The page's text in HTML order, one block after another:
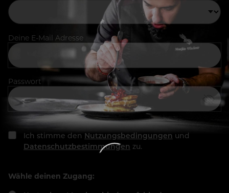
Deine E-Mail Adresse
Passwort
Ich stimme den Nutzungsbedingungen und
Datenschutzbestimmungen zu.
Wähle deinen Zugang: